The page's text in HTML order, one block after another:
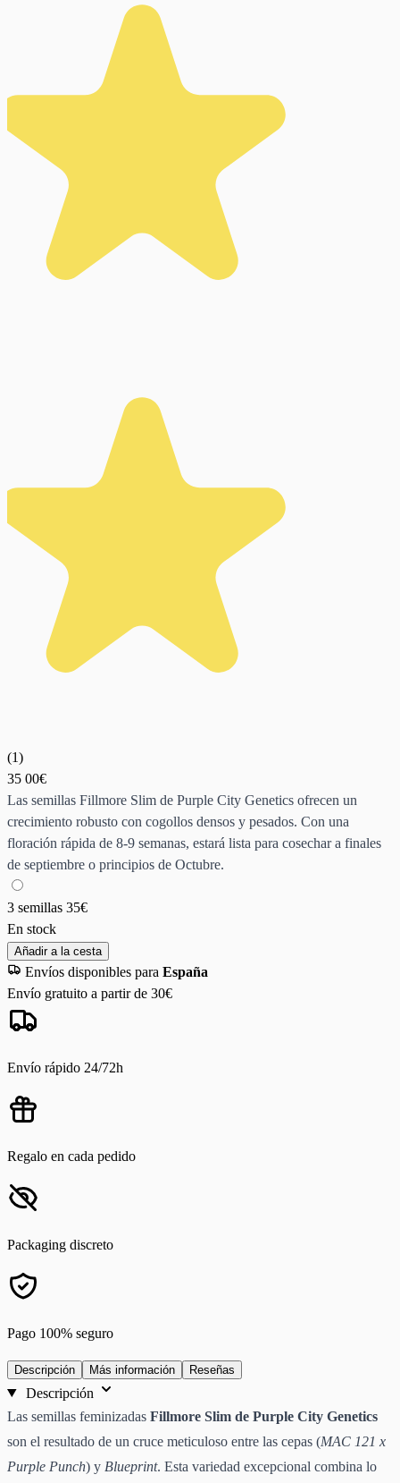
(1)
35 00€
Las semillas Fillmore Slim de Purple City Genetics ofrecen un
crecimiento robusto con cogollos densos y pesados. Con una
floración rápida de 8-9 semanas, estará lista para cosechar a finales
de septiembre o principios de Octubre.
3 semillas 35€
En stock
Añadir a la cesta
Envíos disponibles para España
Envío gratuito a partir de 30€
Envío rápido 24/72h
Regalo en cada pedido
Packaging discreto
Pago 100% seguro
Descripción Más información Reseñas
Descripción
Las semillas feminizadas Fillmore Slim de Purple City Genetics
son el resultado de un cruce meticuloso entre las cepas (MAC 121 x
Purple Punch) y Blueprint. Esta variedad excepcional combina lo